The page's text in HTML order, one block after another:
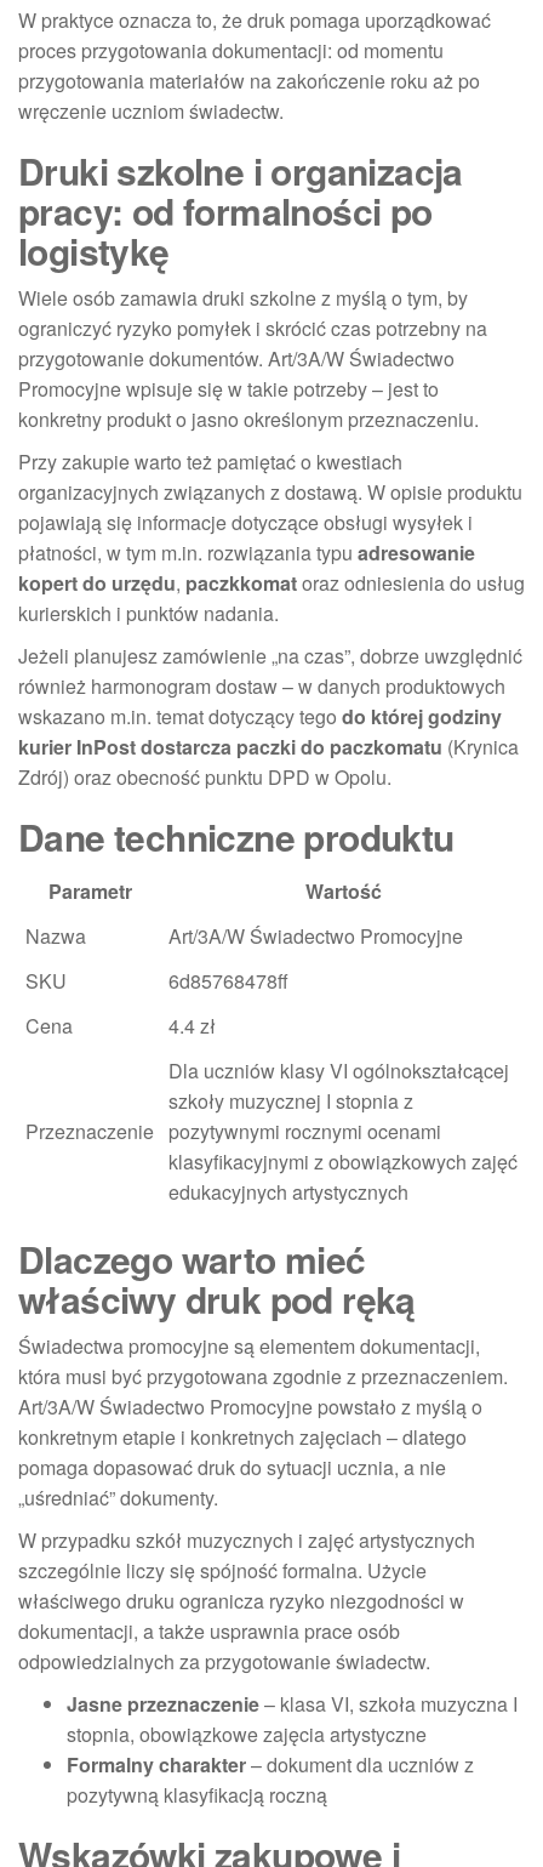
W praktyce oznacza to, że druk pomaga uporządkować
proces przygotowania dokumentacji: od momentu
przygotowania materiałów na zakończenie roku aż po
wręczenie uczniom świadectw.
Druki szkolne i organizacja
pracy: od formalności po
logistykę
Wiele osób zamawia druki szkolne z myślą o tym, by
ograniczyć ryzyko pomyłek i skrócić czas potrzebny na
przygotowanie dokumentów. Art/3A/W Świadectwo
Promocyjne wpisuje się w takie potrzeby – jest to
konkretny produkt o jasno określonym przeznaczeniu.
Przy zakupie warto też pamiętać o kwestiach
organizacyjnych związanych z dostawą. W opisie produktu
pojawiają się informacje dotyczące obsługi wysyłek i
płatności, w tym m.in. rozwiązania typu adresowanie
kopert do urzędu, paczkkomatoraz odniesienia do usług
kurierskich i punktów nadania.
Jeżeli planujesz zamówienie „na czas”, dobrze uwzględnić
również harmonogram dostaw – w danych produktowych
wskazano m.in. temat dotyczący tego do której godziny
kurier InPost dostarcza paczki do paczkomatu (Krynica
Zdrój) oraz obecność punktu DPD w Opolu.
Dane techniczne produktu
Parametr
Wartość
Nazwa
Art/3A/W Świadectwo Promocyjne
SKU
6d85768478ff
Cena
4.4 zł
Przeznaczenie
Dla uczniów klasy VI ogólnokształcącej
szkoły muzycznej I stopnia z
pozytywnymi rocznymi ocenami
klasyfikacyjnymi z obowiązkowych zajęć
edukacyjnych artystycznych
Dlaczego warto mieć
właściwy druk pod ręką
Świadectwa promocyjne są elementem dokumentacji,
która musi być przygotowana zgodnie z przeznaczeniem.
Art/3A/W Świadectwo Promocyjne powstało z myślą o
konkretnym etapie i konkretnych zajęciach – dlatego
pomaga dopasować druk do sytuacji ucznia, a nie
„uśredniać” dokumenty.
W przypadku szkół muzycznych i zajęć artystycznych
szczególnie liczy się spójność formalna. Użycie
właściwego druku ogranicza ryzyko niezgodności w
dokumentacji, a także usprawnia prace osób
odpowiedzialnych za przygotowanie świadectw.
Jasne przeznaczenie– klasa VI, szkoła muzyczna I
stopnia, obowiązkowe zajęcia artystyczne
Formalny charakter– dokument dla uczniów z
pozytywną klasyfikacją roczną
Wskazówki zakupowe i